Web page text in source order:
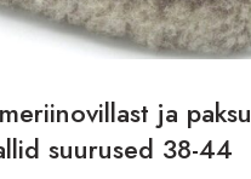
ja paksu
suurused 38-44